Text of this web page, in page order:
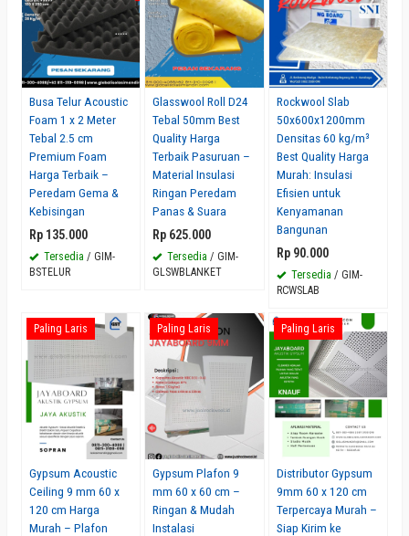
Busa Telur Acoustic
Foam 1 x 2 Meter
Tebal 2.5 cm
Premium Foam
Harga Terbaik –
Peredam Gema &
Kebisingan
Rp 135.000
Tersedia / GIM-
BSTELUR
Glasswool Roll D24
Tebal 50mm Best
Quality Harga
Terbaik Pasuruan –
Material Insulasi
Ringan Peredam
Panas & Suara
Rp 625.000
Tersedia / GIM-
GLSWBLANKET
Rockwool Slab
50x600x1200mm
Densitas 60 kg/m³
Best Quality Harga
Murah: Insulasi
Efisien untuk
Kenyamanan
Bangunan
Rp 90.000
Tersedia / GIM-
RCWSLAB
Paling Laris
Gypsum Acoustic
Ceiling 9 mm 60 x
120 cm Harga
Murah – Plafon
Paling Laris
Gypsum Plafon 9
mm 60 x 60 cm –
Ringan & Mudah
Instalasi
Paling Laris
Distributor Gypsum
9mm 60 x 120 cm
Terpercaya Murah –
Siap Kirim ke